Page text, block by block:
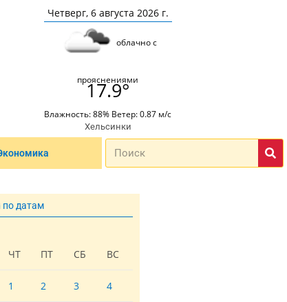
Четверг, 6 августа 2026 г.
облачно с
прояснениями
17.9°
Влажность: 88% Ветер: 0.87 м/с
Хельсинки
по датам
ЧТ ПТ СБ ВС
1 2 3 4